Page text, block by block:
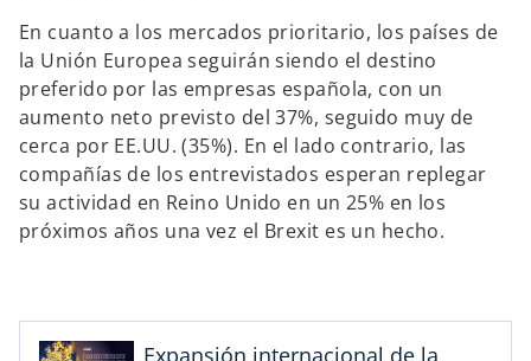
En cuanto a los mercados prioritario, los países de
la Unión Europea seguirán siendo el destino
preferido por las empresas española, con un
aumento neto previsto del 37%, seguido muy de
cerca por EE.UU. (35%). En el lado contrario, las
compañías de los entrevistados esperan replegar
su actividad en Reino Unido en un 25% en los
próximos años una vez el Brexit es un hecho.
s
e
a
b